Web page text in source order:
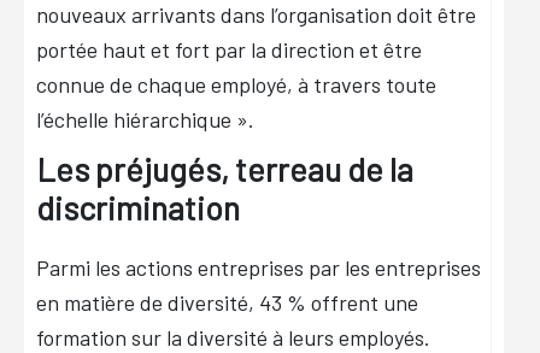
nouveaux arrivants dans l’organisation doit être
portée haut et fort par la direction et être
connue de chaque employé, à travers toute
l’échelle hiérarchique ».
Les préjugés, terreau de la
discrimination
Parmi les actions entreprises par les entreprises
en matière de diversité, 43 % offrent une
formation sur la diversité à leurs employés.